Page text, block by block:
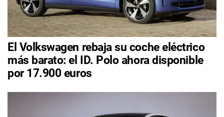
El Volkswagen rebaja su coche eléctrico
más barato: el ID. Polo ahora disponible
por 17.900 euros